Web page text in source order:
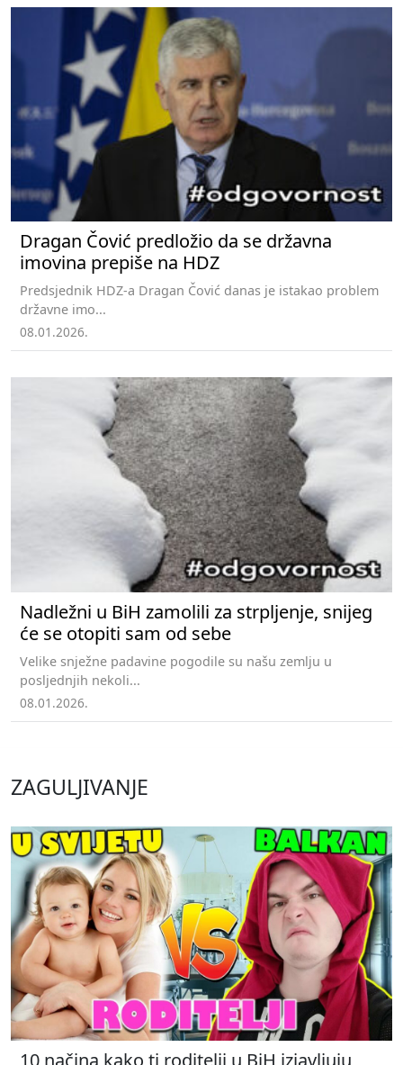
Dragan Čović predložio da se državna
imovina prepiše na HDZ
Predsjednik HDZ-a Dragan Čović danas je istakao problem
državne imo...
08.01.2026.
Nadležni u BiH zamolili za strpljenje, snijeg
će se otopiti sam od sebe
Velike snježne padavine pogodile su našu zemlju u
posljednjih nekoli...
08.01.2026.
ZAGULJIVANJE